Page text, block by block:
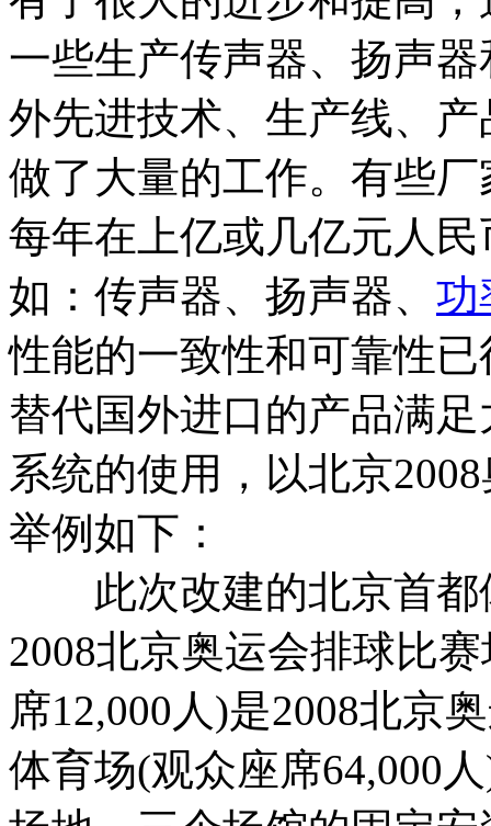
一些生产传声器、扬声
外先进技术、生产线、
做了大量的工作。有些
每年在上亿或几亿元人
如：传声器、扬声器、 功
性能的一致性和可靠性
替代国外进口的产品满
系统的使用，以北京
举例如下：
此次改建的北京首都
2008北京奥运会排球比
席12,000人)是2008北京
体育场(观众座席64,000